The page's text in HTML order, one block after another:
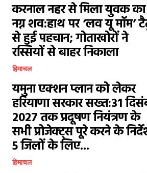
करनाल नहर से मिला युवक का
नग्न शव:हाथ पर ‘लव यू मॉम’
से हुई पहचान; गोताखोरों ने
रस्सियों से बाहर निकाला
हिमाचल
यमुना एक्शन प्लान को लेकर
हरियाणा सरकार सख्त:31
2027 तक प्रदूषण नियंत्रण के
सभी प्रोजेक्ट्स पूरे करने के
5 जिलों के लिए...
हिमाचल